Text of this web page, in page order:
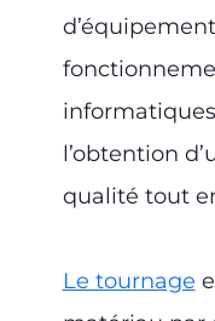
l’obtention
qualité tout
Le tournage